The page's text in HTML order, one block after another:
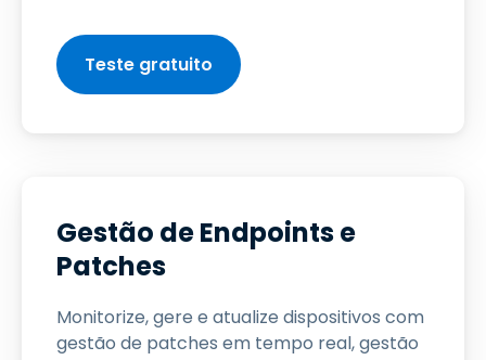
Teste gratuito
Gestão de Endpoints e
Patches
Monitorize, gere e atualize dispositivos com
gestão de patches em tempo real, gestão